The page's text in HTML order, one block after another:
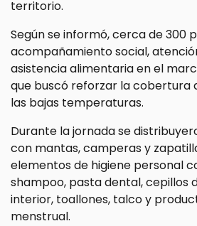
territorio.
Según se informó, cerca de 300
acompañamiento social,
asistencia alimentaria en el
que buscó reforzar la cobertura
las bajas temperaturas.
Durante la jornada se
con mantas, camperas y
elementos de higiene personal
shampoo, pasta dental, cepillos
interior, toallones, talco y
menstrual.